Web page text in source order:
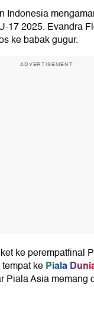
Indonesia
17 2025. Evandra
ke babak gugur.
ADVERTISEMENT
ke perempatfinal
kePiala
Piala Asia memang